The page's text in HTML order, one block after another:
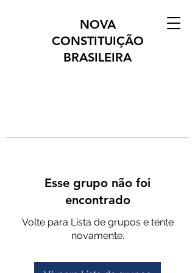
NOVA
CONSTITUIÇÃO
BRASILEIRA
Esse grupo não foi
encontrado
Volte para Lista de grupos e tente
novamente.